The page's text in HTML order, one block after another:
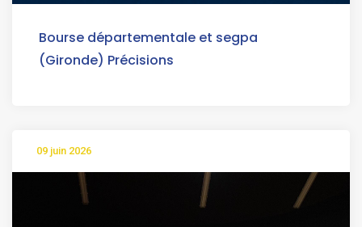
Bourse départementale et segpa
(Gironde) Précisions
09 juin 2026